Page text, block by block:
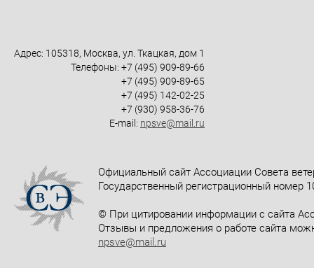
Официальный сайт Ассоциации Совета
Государственный регистрационный номер
© При цитировании информации с сайта
Отзывы и предложения о работе сайта
npsve@mail.ru
Адрес: 105318, Москва, ул. Ткацкая, дом 1
Телефоны: +7 (495) 909-89-66
+7 (495) 909-89-65
+7 (495) 142-02-25
+7 (930) 958-36-76
E-mail: npsve@mail.ru